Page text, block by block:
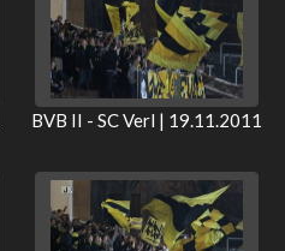
BVB II - SC Verl | 19.11.2011